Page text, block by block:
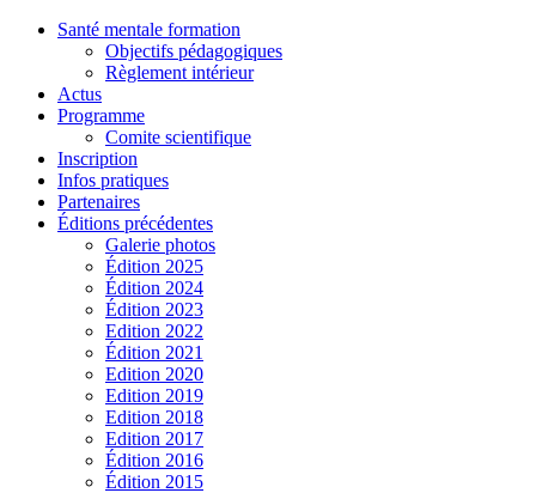
Santé mentale formation
Objectifs pédagogiques
Règlement intérieur
Actus
Programme
Comite scientifique
Inscription
Infos pratiques
Partenaires
Éditions précédentes
Galerie photos
Édition 2025
Édition 2024
Édition 2023
Edition 2022
Édition 2021
Edition 2020
Edition 2019
Edition 2018
Edition 2017
Édition 2016
Édition 2015